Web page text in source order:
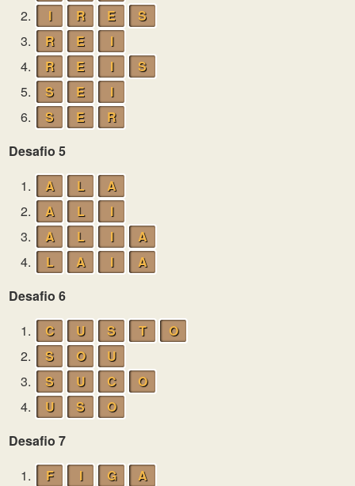
2.
I R E
S
3.
R E
I
4.
R E I
S
5.
S E
I
6.
S E
R
Desafio 5
1.
A L
A
2.
A L
I
3.
A L I
A
4.
L A I
A
Desafio 6
1.
C U S T
O
2.
S O
U
3.
S U C
O
4.
U S
O
Desafio 7
1.
F I G
A